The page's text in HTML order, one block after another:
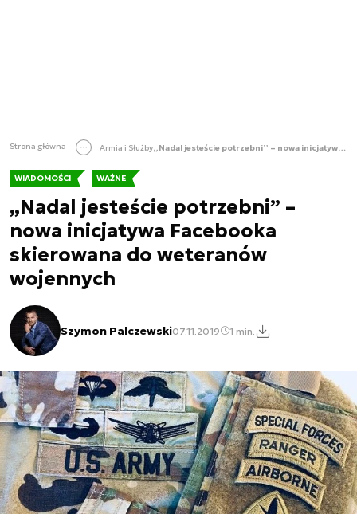
Strona główna Armia i Służby „Nadal jesteście potrzebni” – nowa inicjatywa Facebooka skierowana do weteranów wojennych
WIADOMOŚCI WAŻNE
„Nadal jesteście potrzebni” –
nowa inicjatywa Facebooka
skierowana do weteranów
wojennych
Szymon Palczewski07.11.2019 1 min.